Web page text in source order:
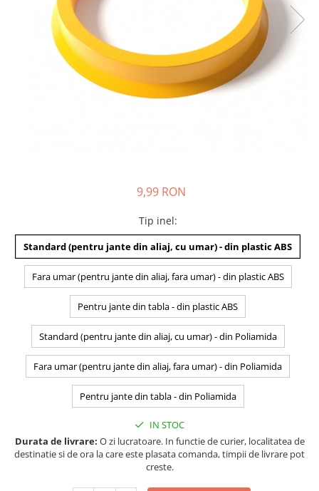
9,99 RON
Tip inel:
Standard (pentru jante din aliaj, cu umar) - din plastic ABS
Fara umar (pentru jante din aliaj, fara umar) - din plastic ABS
Pentru jante din tabla - din plastic ABS
Standard (pentru jante din aliaj, cu umar) - din Poliamida
Fara umar (pentru jante din aliaj, fara umar) - din Poliamida
Pentru jante din tabla - din Poliamida
IN STOC
Durata de livrare: O zi lucratoare. In functie de curier, localitatea de
destinatie si de ora la care este plasata comanda, timpii de livrare pot
creste.